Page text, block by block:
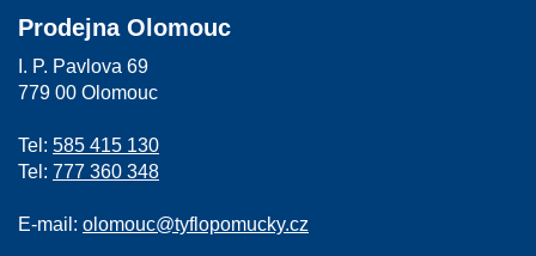
Prodejna Olomouc
I. P. Pavlova 69
779 00 Olomouc
Tel: 585 415 130
Tel: 777 360 348
E-mail: olomouc@tyflopomucky.cz